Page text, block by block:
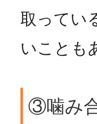
取ってい
いことも
③噛み